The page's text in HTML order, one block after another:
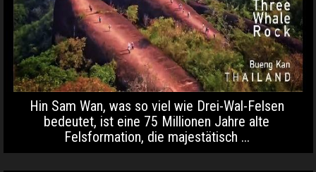
Hin Sam Wan, was so viel wie Drei-Wal-Felsen
bedeutet, ist eine 75 Millionen Jahre alte
Felsformation, die majestätisch ...